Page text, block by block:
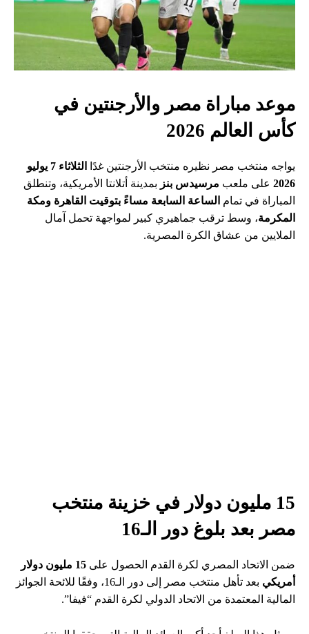
موعد مباراة مصر والأرجنتين في
كأس العالم 2026
يواجه منتخب مصر نظيره منتخب الأرجنتين غدًا
الثلاثاء 7 يوليو
2026 على ملعب مرسيدس بنز بمدينة أتلانتا الأمريكية، وتنطلق
المباراة في تمام الساعة السابعة مساءً بتوقيت القاهرة ومكة
المكرمة، وسط ترقب جماهيري كبير لمواجهة تحمل آمال
الملايين من عشاق الكرة المصرية.
15 مليون دولار في خزينة منتخب
مصر بعد بلوغ دور الـ16
ضمن الاتحاد المصري لكرة القدم الحصول على
15 مليون دولار
أمريكي
بعد تأهل منتخب مصر إلى دور الـ16، وفقًا للائحة الجوائز
المالية المعتمدة من الاتحاد الدولي لكرة القدم “فيفا”.